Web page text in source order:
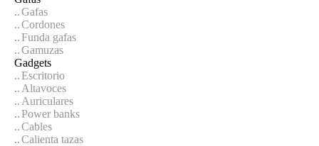
Gafas
Cordones
Funda gafas
Gamuzas
Gadgets
Escritorio
Altavoces
Auriculares
Power banks
Cables
Calienta tazas